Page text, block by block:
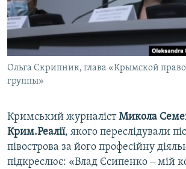
Ольга Скрипник, глава «Крымской
группы»
Кримський журналістМикола
Крим.Реалії, якого переслідували
півострова за його професійну
підкреслює: «Влад Єсипенко ‒ мій